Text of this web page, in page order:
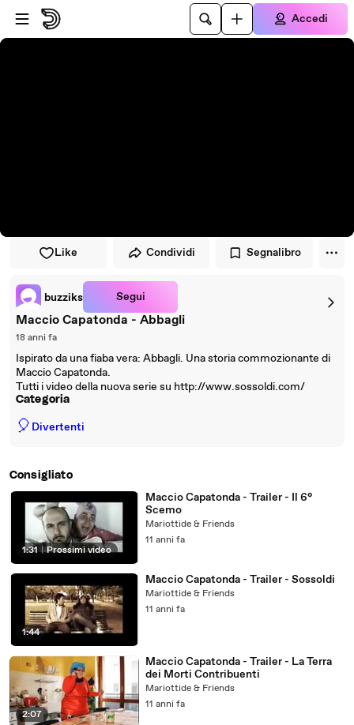
Vai al lettore
Passa al contenuto principale
Accedi
Like Condividi Segnalibro
buzziks Segui
Maccio Capatonda - Abbagli
18 anni fa
Ispirato da una fiaba vera: Abbagli. Una storia commozionante di
Maccio Capatonda.
Tutti i video della nuova serie su http://www.sossoldi.com/
Categoria
🎈 Divertenti
Consigliato
1:31 | Prossimi video
Maccio Capatonda - Trailer - Il 6°
Scemo
Mariottide & Friends
11 anni fa
1:44
Maccio Capatonda - Trailer - Sossoldi
Mariottide & Friends
11 anni fa
2:07
Maccio Capatonda - Trailer - La Terra
dei Morti Contribuenti
Mariottide & Friends
11 anni fa